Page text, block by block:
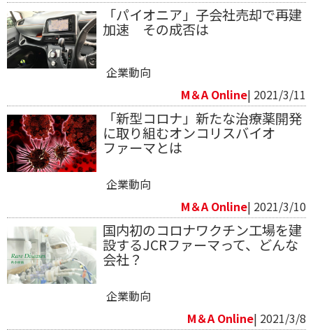
「パイオニア」子会社売却で再建
加速 その成否は
企業動向
M＆A Online| 2021/3/11
「新型コロナ」新たな治療薬開発
に取り組むオンコリスバイオ
ファーマとは
企業動向
M＆A Online| 2021/3/10
国内初のコロナワクチン工場を建
設するJCRファーマって、どんな
会社？
企業動向
M＆A Online| 2021/3/8